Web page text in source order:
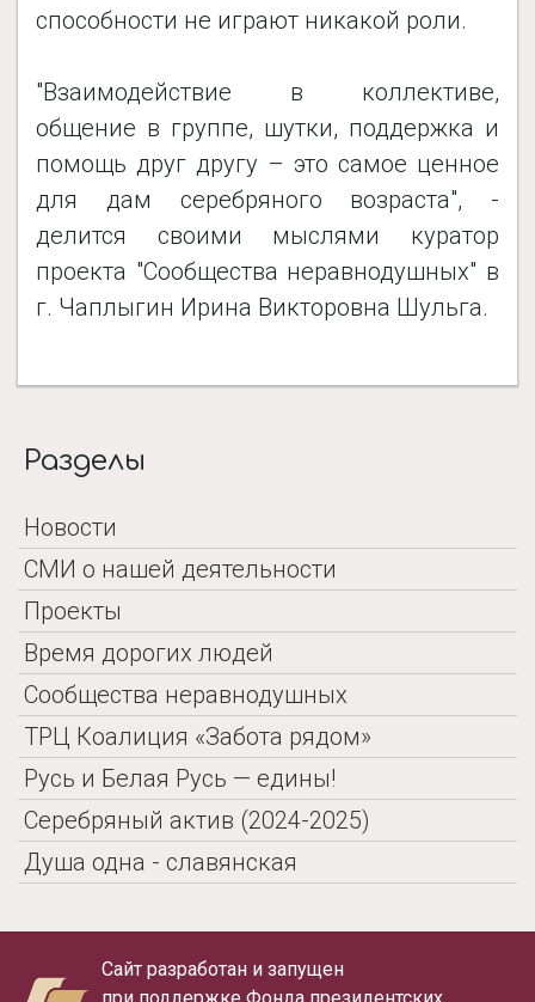
способности не играют никакой роли.
"Взаимодействие в коллективе,
общение в группе, шутки, поддержка и
помощь друг другу – это самое ценное
для дам серебряного возраста", -
делится своими мыслями куратор
проекта "Сообщества неравнодушных" в
г. Чаплыгин Ирина Викторовна Шульга.
Разделы
Новости
СМИ о нашей деятельности
Проекты
Время дорогих людей
Сообщества неравнодушных
ТРЦ Коалиция «Забота рядом»
Русь и Белая Русь — едины!
Серебряный актив (2024-2025)
Душа одна - славянская
Сайт разработан и запущен